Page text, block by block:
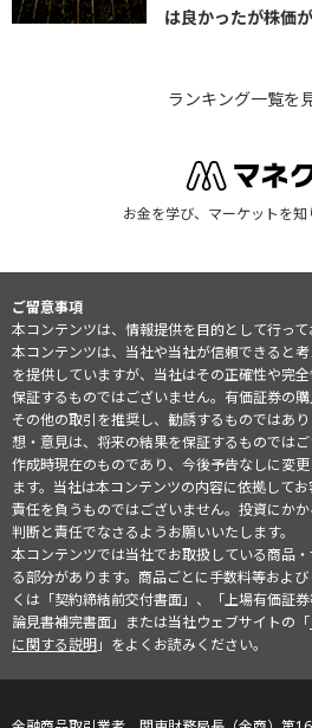
は良かったが株価
ランキング一覧を
お金を学び、マーケットを知
ご留意事項
本コンテンツは、情報提供を目的として行って
本コンテンツは、当社や当社が信頼できると
を提供していますが、当社はその正確性や完
保証するものではございません。有価証券の購
その他の取引を推奨し、勧誘するものではあ
想・意見は、将来の結果を保証するものでは
作成時現在のものであり、今後予告なしに変
ます。当社は本コンテンツの内容に依拠して
責任を負うものではございません。投資にか
判断と責任でなさるようお願いいたします。
本コンテンツでは当社でお取扱している商品
る部分があります。商品ごとに手数料等およ
くは「契約締結前交付書面」、「上場有価証
論見書補完書面」または当社ウェブサイトの「
に関する説明」をよくお読みください。